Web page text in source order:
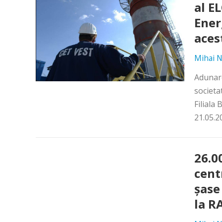
al
Mihai
Filiala
la